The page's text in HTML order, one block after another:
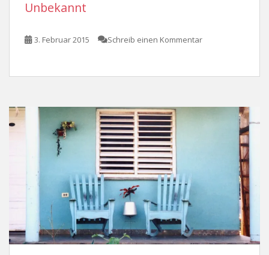
Unbekannt
3. Februar 2015 Schreib einen Kommentar